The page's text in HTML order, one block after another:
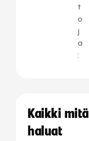
t
o
j
a
:
Kaikki mitä
haluat